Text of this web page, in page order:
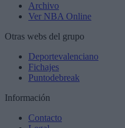
Archivo
Ver NBA Online
Otras webs del grupo
Deportevalenciano
Fichajes
Puntodebreak
Información
Contacto